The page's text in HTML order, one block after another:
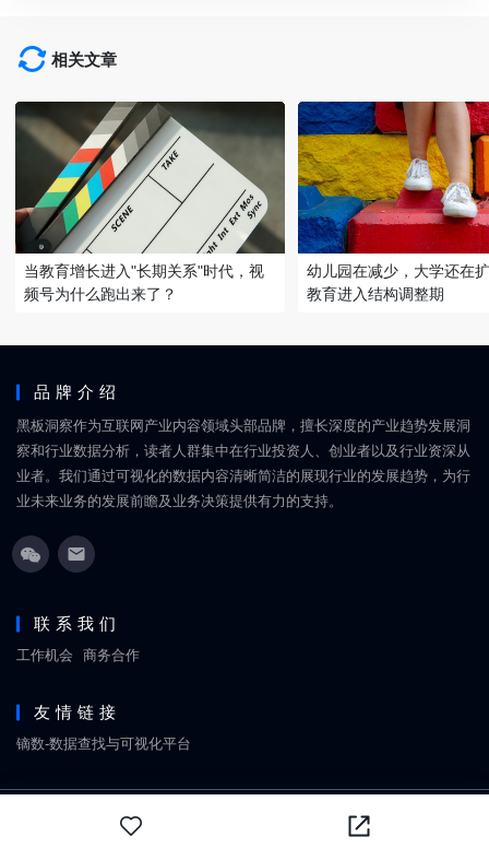
相关文章
当教育增长进入"长期关系"时代，视
频号为什么跑出来了？
幼儿园在减少，大学还在
教育进入结构调整期
品牌介绍
黑板洞察作为互联网产业内容领域头部品牌，擅长深度的产业趋势发展洞
察和行业数据分析，读者人群集中在行业投资人、创业者以及行业资深从
业者。我们通过可视化的数据内容清晰简洁的展现行业的发展趋势，为行
业未来业务的发展前瞻及业务决策提供有力的支持。
联系我们
工作机会 商务合作
友情链接
镝数-数据查找与可视化平台
Copyright © 2018-2026黑板洞察
北京丹禧福伦文化传媒有限